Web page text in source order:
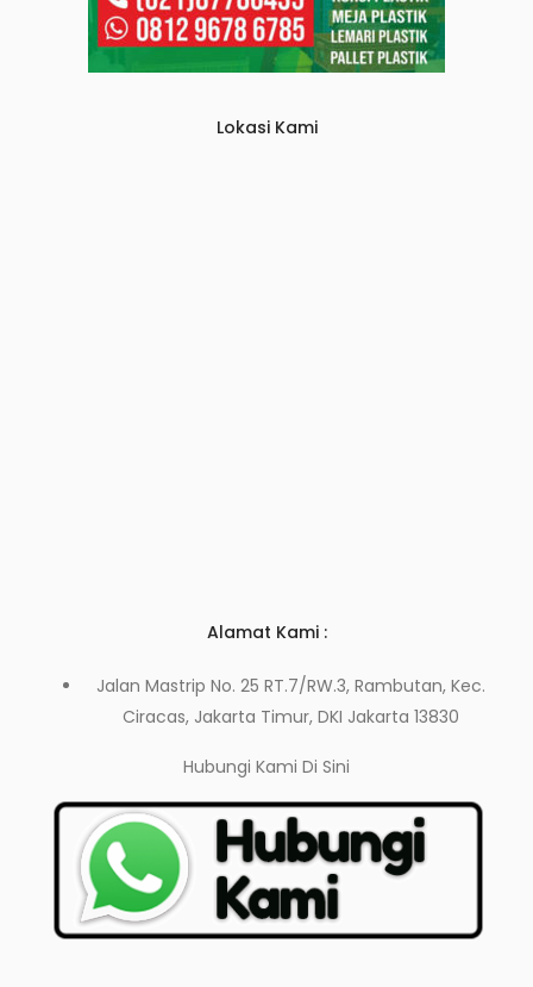
Lokasi Kami
Alamat Kami :
Jalan Mastrip No. 25 RT.7/RW.3, Rambutan, Kec.
Ciracas, Jakarta Timur, DKI Jakarta 13830
Hubungi Kami Di Sini